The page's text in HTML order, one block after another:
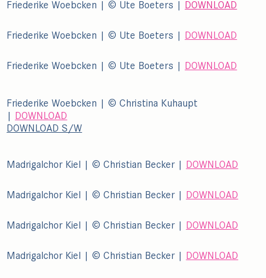
Madrigalchor Kiel | © Christian Becker | DOWNLOAD
Madrigalchor Kiel | © Christian Becker | DOWNLOAD
Madrigalchor Kiel | © Christian Becker | DOWNLOAD
Madrigalchor Kiel | © Christian Becker | DOWNLOAD
DOWNLOAD S/W
Friederike Woebcken | © Christina Kuhaupt
| DOWNLOAD
Friederike Woebcken | © Ute Boeters | DOWNLOAD
Friederike Woebcken | © Ute Boeters | DOWNLOAD
Friederike Woebcken | © Ute Boeters | DOWNLOAD